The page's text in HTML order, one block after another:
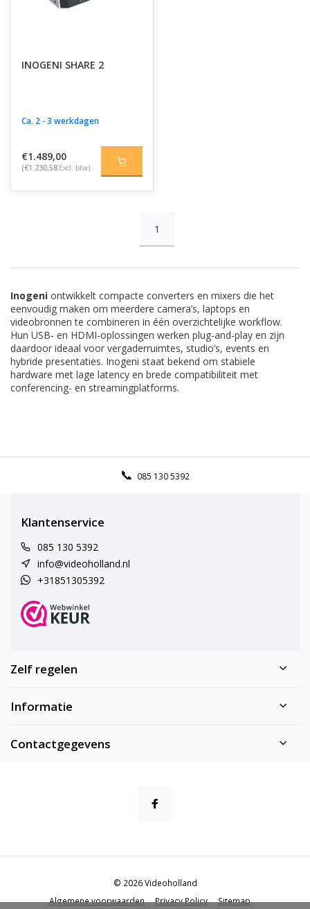
INOGENI SHARE 2
Ca. 2 - 3 werkdagen
€1.489,00
(€1.230,58 Excl. btw)
1
Inogeni ontwikkelt compacte converters en mixers die het
eenvoudig maken om meerdere camera’s, laptops en
videobronnen te combineren in één overzichtelijke workflow.
Hun USB- en HDMI-oplossingen werken plug-and-play en zijn
daardoor ideaal voor vergaderruimtes, studio’s, events en
hybride presentaties. Inogeni staat bekend om stabiele
hardware met lage latency en brede compatibiliteit met
conferencing- en streamingplatforms.
085 130 5392
Klantenservice
085 130 5392
info@videoholland.nl
+31851305392
Zelf regelen
Informatie
Contactgegevens
Algemene voorwaarden Privacy Policy Sitemap
© 2026 Videoholland